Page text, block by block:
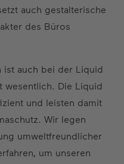
auch gestalterische
des Büros
ist auch bei der Liquid
wesentlich. Die Liquid
und leisten damit
Wir legen
umweltfreundlicher
um unseren